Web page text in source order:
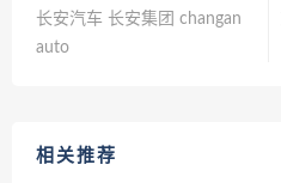
长安汽车 长安集团 changan
auto
相关推荐